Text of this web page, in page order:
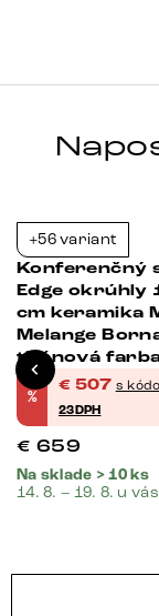
+56 variant
Konferenčný
Edge okrúhly
cm keramika
Melange
titánová
%
€ 507 s
23DPH
€ 659
Na sklade > 10 ks
14. 8. – 19. 8. u vás